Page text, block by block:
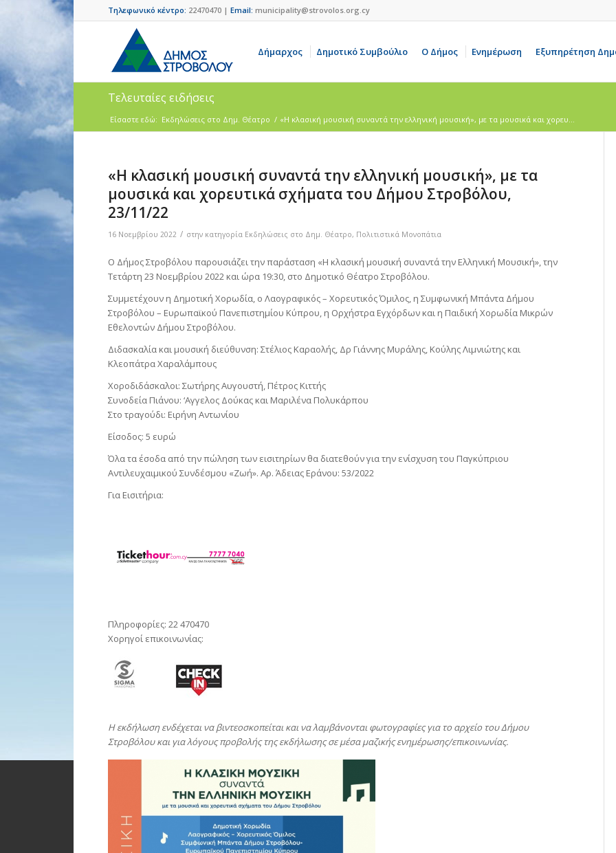
Τηλεφωνικό κέντρο: 22470470 | Email: municipality@strovolos.org.cy
Δήμαρχος Δημοτικό Συμβούλιο Ο Δήμος Ενημέρωση Εξυπηρέτηση
Τελευταίες ειδήσεις
Είσαστε εδώ: Eκδηλώσεις στο Δημ. Θέατρο / «Η κλασική μουσική συναντά την ελληνική μουσική», με τα μουσικά και χορευ...
«Η κλασική μουσική συναντά την ελληνική μουσική», με τα
μουσικά και χορευτικά σχήματα του Δήμου Στροβόλου,
23/11/22
16 Νοεμβρίου 2022 / στην κατηγορία Eκδηλώσεις στο Δημ. Θέατρο, Πολιτιστικά Μονοπάτια
Ο Δήμος Στροβόλου παρουσιάζει την παράσταση «Η κλασική μουσική συναντά την Ελληνική Μουσική», την
Τετάρτη 23 Νοεμβρίου 2022 και ώρα 19:30, στο Δημοτικό Θέατρο Στροβόλου.
Συμμετέχουν η Δημοτική Χορωδία, ο Λαογραφικός – Χορευτικός Όμιλος, η Συμφωνική Μπάντα Δήμου
Στροβόλου – Ευρωπαϊκού Πανεπιστημίου Κύπρου, η Ορχήστρα Εγχόρδων και η Παιδική Χορωδία Μικρών
Εθελοντών Δήμου Στροβόλου.
Διδασκαλία και μουσική διεύθυνση: Στέλιος Καραολής, Δρ Γιάννης Μυράλης, Κούλης Λιμνιώτης και
Κλεοπάτρα Χαραλάμπους
Χοροδιδάσκαλοι: Σωτήρης Αυγουστή, Πέτρος Κιττής
Συνοδεία Πιάνου: ‘Αγγελος Δούκας και Μαριλένα Πολυκάρπου
Στο τραγούδι: Ειρήνη Αντωνίου
Είσοδος: 5 ευρώ
Όλα τα έσοδα από την πώληση των εισιτηρίων θα διατεθούν για την ενίσχυση του Παγκύπριου
Αντιλευχαιμικού Συνδέσμου «Ζωή». Αρ. Άδειας Εράνου: 53/2022
Για Εισιτήρια:
Πληροφορίες: 22 470470
Χορηγοί επικοινωνίας:
Η εκδήλωση ενδέχεται να βιντεοσκοπείται και να λαμβάνονται φωτογραφίες για το αρχείο του Δήμου
Στροβόλου και για λόγους προβολής της εκδήλωσης σε μέσα μαζικής ενημέρωσης/επικοινωνίας.